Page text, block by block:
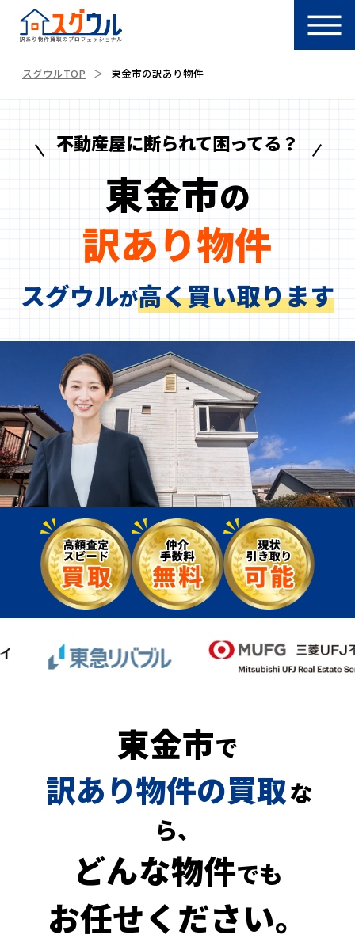
スグウルTOP 東金市の訳あり物件
不動産屋に断られて困ってる？
東金市の
訳あり物件
スグウルが高く買い取ります
東金市で
訳あり物件の買取な
ら、
どんな物件でも
お任せください。